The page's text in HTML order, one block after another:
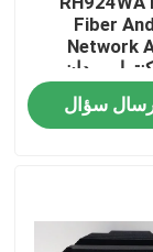
Fiber
Network
کنترل میدان
سؤال